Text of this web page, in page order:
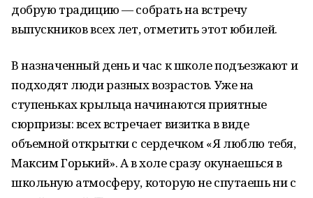
добрую традицию — собрать на встречу
выпускников всех лет, отметить этот юбилей.
В назначенный день и час к школе подъезжают и
подходят люди разных возрастов. Уже на
ступеньках крыльца начинаются приятные
сюрпризы: всех встречает визитка в виде
объемной открытки с сердечком «Я люблю тебя,
Максим Горький». А в холе сразу окунаешься в
школьную атмосферу, которую не спутаешь ни с